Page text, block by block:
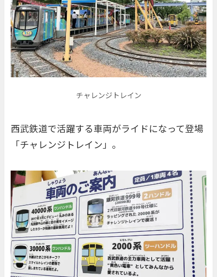
チャレンジトレイン
西武鉄道で活躍する車両がライドになって登場
「チャレンジトレイン 」。